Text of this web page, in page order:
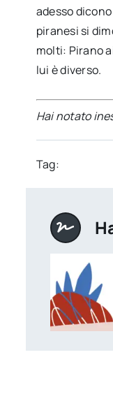
adesso
piranesi si
molti: Pirano
lui è diverso.
Hai notato
Tag: